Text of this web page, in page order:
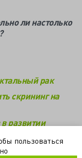
ли настолько
рак
скрининг на
развитии
пользоваться